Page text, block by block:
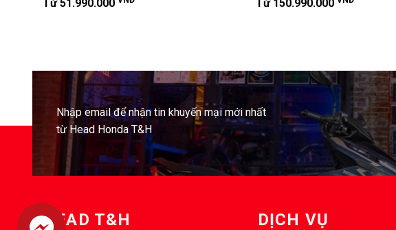
Từ 51.990.000 Từ 150.990.000
Nhập email để nhận tin khuyến mại mới nhất
từ Head Honda T&H
HEAD T&H DỊCH VỤ